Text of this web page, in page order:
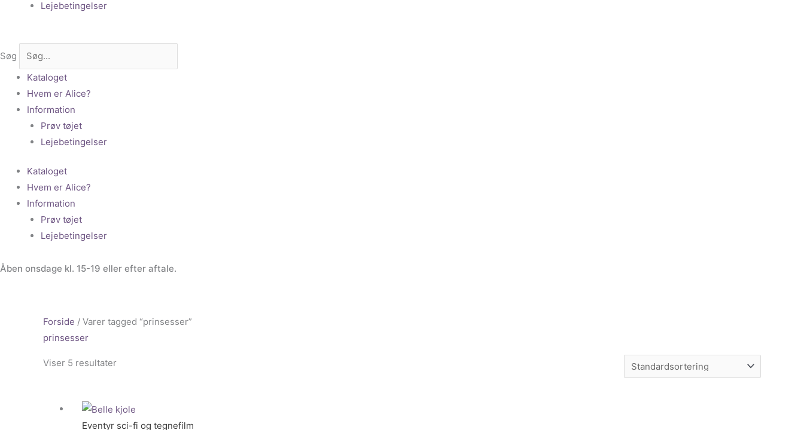
Lejebetingelser
Søg
Kataloget
Hvem er Alice?
Information
Prøv tøjet
Lejebetingelser
Kataloget
Hvem er Alice?
Information
Prøv tøjet
Lejebetingelser
Åben onsdage kl. 15-19 eller efter aftale.
Forside / Varer tagged “prinsesser”
prinsesser
Viser 5 resultater
Eventyr sci-fi og tegnefilm